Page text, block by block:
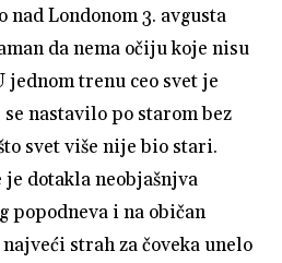
nad Londonom 3. avgusta
da nema očiju koje nisu
jednom trenu ceo svet je
se nastavilo po starom bez
svet više nije bio stari.
je dotakla neobjašnjva
popodneva i na običan
strah za čoveka unelo